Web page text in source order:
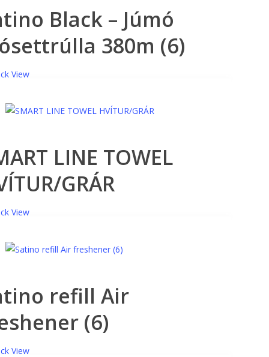
Black – Júmó
380m (6)
View
LINE TOWEL
GRÁR
View
refill Air
(6)
View